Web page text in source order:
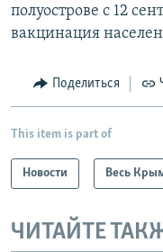
полуострове с 12
вакцинация
Поделиться
This item is part of
Новости Весь
ЧИТАЙТЕ